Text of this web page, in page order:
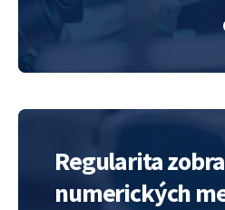
metodami, jako je
superrozlišení, a
automatické
objektů. Vyzkouší si
metod na problémy…
Regularita
numerických